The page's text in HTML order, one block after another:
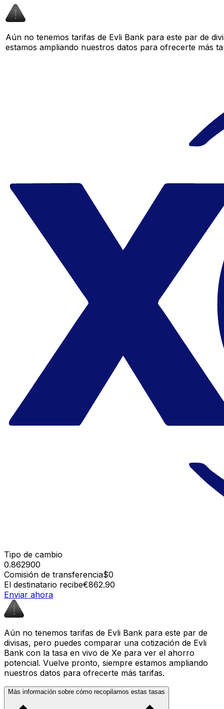
Aún no tenemos tarifas de Evli Bank para este par de
estamos ampliando nuestros datos para ofrecerte más
Tipo de cambio
0.862900
Comisión de transferencia$0
El destinatario recibe€862.90
Enviar ahora
Aún no tenemos tarifas de Evli Bank para este par de
divisas, pero puedes comparar una cotización de Evli
Bank con la tasa en vivo de Xe para ver el ahorro
potencial. Vuelve pronto, siempre estamos ampliando
nuestros datos para ofrecerte más tarifas.
Más información sobre cómo recopilamos estas tasas